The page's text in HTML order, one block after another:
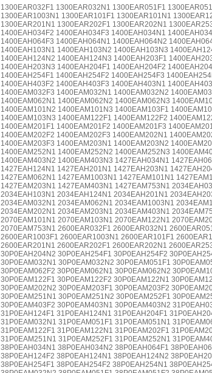
1300EAR032F1 1300EAR032N1 1300EAR051F1
1300EAR1003N1 1300EAR101F1 1300EAR101N1
1300EAR201N1 1300EAR202F1 1300EAR202N1
1400EAH034F2 1400EAH034F3 1400EAH034N1
1400EAH064F3 1400EAH064N1 1400EAH064N2
1400EAH103N1 1400EAH103N2 1400EAH103N3
1400EAH124N2 1400EAH124N3 1400EAH203F1
1400EAH203N3 1400EAH204F1 1400EAH204F2
1400EAH254F1 1400EAH254F2 1400EAH254F3
1400EAH403F2 1400EAH403F3 1400EAH403N1
1400EAM032F3 1400EAM032N1 1400EAM032N2
1400EAM062N1 1400EAM062N2 1400EAM062N3
1400EAM101N2 1400EAM101N3 1400EAM103F1
1400EAM103N3 1400EAM122F1 1400EAM122F2
1400EAM201F1 1400EAM201F2 1400EAM201F3
1400EAM202F2 1400EAM202F3 1400EAM202N1
1400EAM203F3 1400EAM203N1 1400EAM203N2
1400EAM252N1 1400EAM252N2 1400EAM252N3
1400EAM403N2 1400EAM403N3 1427EAH034N1
1427EAH124N1 1427EAH201N1 1427EAH203N1
1427EAM062N1 1427EAM1003N1 1427EAM101N1
1427EAM203N1 1427EAM403N1 1427EAM753N1
2034EAH103N1 2034EAH124N1 2034EAH201N1
2034EAM032N1 2034EAM062N1 2034EAM1003N1
2034EAM202N1 2034EAM203N1 2034EAM403N1
2070EAM101N1 2070EAM103N1 2070EAM122N1
2070EAM753N1 2600EAR032F1 2600EAR032N1
2600EAR1003F1 2600EAR1003N1 2600EAR101F1
2600EAR201N1 2600EAR202F1 2600EAR202N1
30P0EAH204N2 30P0EAH254F1 30P0EAH254F2
30P0EAM032N1 30P0EAM032N2 30P0EAM051F1
30P0EAM062F2 30P0EAM062N1 30P0EAM062N2
30P0EAM122F1 30P0EAM122F2 30P0EAM122N1
30P0EAM202N2 30P0EAM203F1 30P0EAM203F2
30P0EAM251N1 30P0EAM251N2 30P0EAM252F1
30P0EAM403F2 30P0EAM403N1 30P0EAM403N2
31P0EAH124F1 31P0EAH124N1 31P0EAH204F1
31P0EAM032N1 31P0EAM051F1 31P0EAM051N1
31P0EAM122F1 31P0EAM122N1 31P0EAM202F1
31P0EAM251N1 31P0EAM252F1 31P0EAM252N1
38P0EAH034N1 38P0EAH034N2 38P0EAH064F1
38P0EAH124F2 38P0EAH124N1 38P0EAH124N2
38P0EAH254F1 38P0EAH254F2 38P0EAH254N1